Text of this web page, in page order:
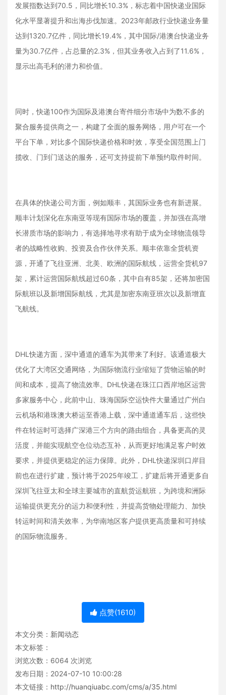
发展指数达到70.5，同比增长10.3%，标志着中国快递业国际
化水平显著提升和出海步伐加速。2023年邮政行业快递业务量
达到1320.7亿件，同比增长19.4%，其中国际/港澳台快递业务
量为30.7亿件，占总量的2.3%，但其业务收入占到了11.6%，
显示出高毛利的潜力和价值。
同时，快递100作为国际及港澳台寄件细分市场中为数不多的
聚合服务提供商之一，构建了全面的服务网络，用户可在一个
平台下单，对比多个国际快递价格和时效，享受全国范围上门
揽收、门到门送达的服务，还可支持提前下单预约取件时间。
在具体的快递公司方面，例如顺丰，其国际业务也有新进展。
顺丰计划深化在东南亚等现有国际市场的覆盖，并加强在高增
长潜质市场的影响力，有选择地寻求有助于成为全球物流领导
者的战略性收购、投资及合作伙伴关系。顺丰依靠全货机资
源，开通了飞往亚洲、北美、欧洲的国际航线，运营全货机97
架，累计运营国际航线超过60条，其中自有85架，还将加密国
际航班以及新增国际航线，尤其是加密东南亚班次以及新增直
飞航线。
DHL快递方面，深中通道的通车为其带来了利好。该通道极大
优化了大湾区交通网络，为国际物流行业缩短了货物运输的时
间和成本，提高了物流效率。DHL快递在珠江口西岸地区运营
多家服务中心，此前中山、珠海国际空运快件大量通过广州白
云机场和港珠澳大桥运至香港上载，深中通道通车后，这些快
件在转运时可选择广深港三个方向的路由组合，具备更高的灵
活度，并能实现航空仓位动态互补，从而更好地满足客户时效
要求，并提供更稳定的运力保障。此外，DHL快递深圳口岸目
前也在进行扩建，预计将于2025年竣工，扩建后将开通更多自
深圳飞往亚太和全球主要城市的直航货运航班，为跨境和洲际
运输提供更充分的运力和便利性，并提高货物处理能力、加快
转运时间和清关效率，为华南地区客户提供更高质量和可持续
的国际物流服务。
点赞(1610)
本文分类： 新闻动态
本文标签：
浏览次数： 6064 次浏览
发布日期：2024-07-10 10:00:28
本文链接： http://huanqiuabc.com/cms/a/35.html